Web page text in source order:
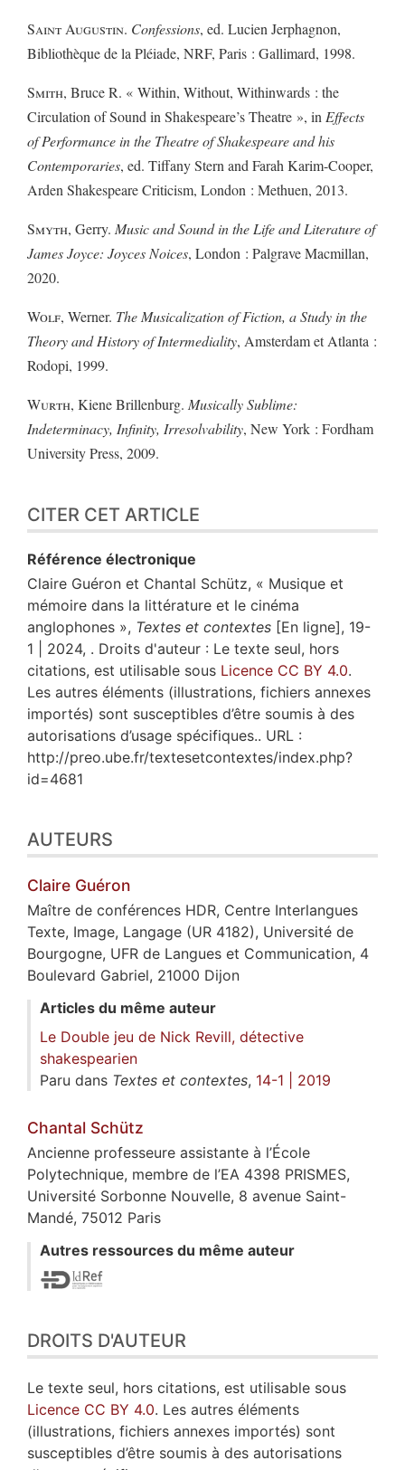
Saint Augustin. Confessions, ed. Lucien Jerphagnon,
Bibliothèque de la Pléiade, NRF, Paris : Gallimard, 1998.
Smith, Bruce R. « Within, Without, Withinwards : the
Circulation of Sound in Shakespeare’s Theatre », in Effects
of Performance in the Theatre of Shakespeare and his
Contemporaries, ed. Tiffany Stern and Farah Karim-Cooper,
Arden Shakespeare Criticism, London : Methuen, 2013.
Smyth, Gerry. Music and Sound in the Life and Literature of
James Joyce: Joyces Noices, London : Palgrave Macmillan,
2020.
Wolf, Werner. The Musicalization of Fiction, a Study in the
Theory and History of Intermediality, Amsterdam et Atlanta :
Rodopi, 1999.
Wurth, Kiene Brillenburg. Musically Sublime:
Indeterminacy, Infinity, Irresolvability, New York : Fordham
University Press, 2009.
CITER CET ARTICLE
Référence électronique
Claire Guéron et Chantal Schütz, « Musique et
mémoire dans la littérature et le cinéma
anglophones », Textes et contextes [En ligne], 19-
1 | 2024, . Droits d'auteur : Le texte seul, hors
citations, est utilisable sous Licence CC BY 4.0.
Les autres éléments (illustrations, fichiers annexes
importés) sont susceptibles d’être soumis à des
autorisations d’usage spécifiques.. URL :
http://preo.ube.fr/textesetcontextes/index.php?
id=4681
AUTEURS
Claire Guéron
Maître de conférences HDR, Centre Interlangues
Texte, Image, Langage (UR 4182), Université de
Bourgogne, UFR de Langues et Communication, 4
Boulevard Gabriel, 21000 Dijon
Articles du même auteur
Le Double jeu de Nick Revill, détective
shakespearien
Paru dans Textes et contextes, 14-1 | 2019
Chantal Schütz
Ancienne professeure assistante à l’École
Polytechnique, membre de l’EA 4398 PRISMES,
Université Sorbonne Nouvelle, 8 avenue Saint-
Mandé, 75012 Paris
Autres ressources du même auteur
DROITS D'AUTEUR
Le texte seul, hors citations, est utilisable sous
Licence CC BY 4.0. Les autres éléments
(illustrations, fichiers annexes importés) sont
susceptibles d’être soumis à des autorisations